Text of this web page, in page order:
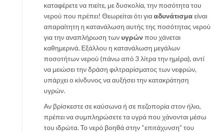
καταφέρετε να πιείτε, με δυσκολία, την ποσότητα του
νερού που πρέπει! Θεωρείται ότι γιααδυνάτισμαείναι
απαραίτητη η κατανάλωση αυτής της ποσότητας νερού
για την αναπλήρωση των υγρών που χάνεται
καθημερινά. Εξάλλου η κατανάλωση μεγάλων
ποσοτήτων νερού (πάνω από 3 λίτρα την ημέρα), αντί
να μειώσει την δράση φιλτραρίσματος των νεφρών,
υπάρχει ο κίνδυνος να αυξήσει την κατακράτηση
υγρών.
Αν βρίσκεστε σε καύσωνα ή σε πεζοπορία στον ήλιο,
πρέπει να συμπληρώσετε τα υγρά που χάνονται μέσω
του ιδρώτα. Το νερό βοηθά στην “επιτάχυνση” του